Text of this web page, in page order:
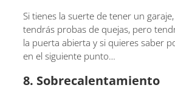
Si tienes la suerte de tener un
tendrás probas de quejas, pero
la puerta abierta y si quieres saber
en el siguiente punto…
8. Sobrecalentamiento